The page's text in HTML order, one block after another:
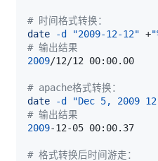
# 时间格式转换：
date
-d "2009-12-12" +
# 输出结果
2009
# apache格式转换：
date
-d "Dec 5, 2009
# 输出结果
2009
# 格式转换后时间游走：